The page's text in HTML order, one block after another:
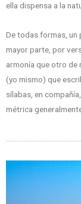
ella dispensa a la
De todas formas, un
mayor parte, por
armonía que otro de
(yo mismo) que
sílabas, en
métrica